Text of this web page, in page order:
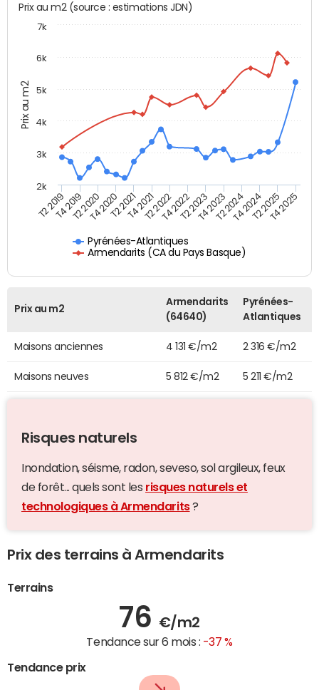
Prix au m2
Prix au m2 (source : estimations JDN)
Pyrénées-Atlantiques
Armendarits (CA du Pays Basque)
T2 2019T4 2019T2 2020T4 2020T2 2021T4 2021T2 2022T4 2022T2 2023T4 2023T2 2024T4 2024T2 2025T4 2025
2k
3k
4k
5k
6k
7k
Prix au m2
Armendarits
(64640)
Pyrénées-
Atlantiques
Maisons anciennes 4 131 €/m2 2 316 €/m2
Maisons neuves 5 812 €/m2 5 211 €/m2
Risques naturels
Inondation, séisme, radon, seveso, sol argileux, feux
de forêt... quels sont les risques naturels et
technologiques à Armendarits?
Prix des terrains à Armendarits
Terrains
76 €/m2
Tendance sur 6 mois : -37 %
Tendance prix